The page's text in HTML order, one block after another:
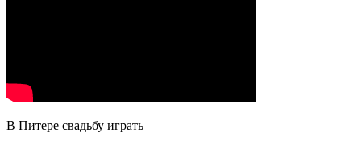
В Питере свадьбу играть